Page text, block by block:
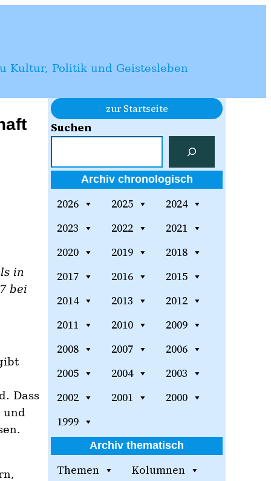
Kultur, Politik und Geistesleben
in
bei
Dass
und
zur Startseite
Suchen
Archiv chronologisch
2026 2025
2024
2023
2022
2021
2020
2019
2018
2017
2016
2015
2014
2013
2012
2011
2010
2009
2008
2007
2006
2005
2004
2003
2002
2001
2000
1999
Archiv thematisch
Themen
Kolumnen